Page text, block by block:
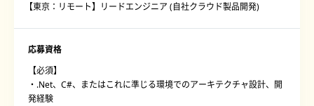
【東京：リモート】リードエンジニア (自社クラウド製品開発)
応募資格
【必須】
・.Net、C#、またはこれに準じる環境でのアーキテクチャ設計、開
発経験